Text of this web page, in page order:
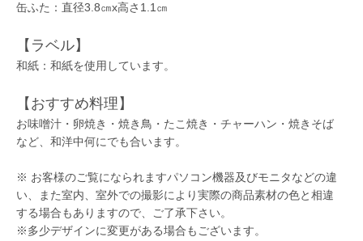
缶ふた：直径3.8㎝x高さ1.1㎝
【ラベル】
和紙：和紙を使用しています。
【おすすめ料理】
お味噌汁・卵焼き・焼き鳥・たこ焼き・チャーハン・焼きそば
など、和洋中何にでも合います。
※ お客様のご覧になられますパソコン機器及びモニタなどの違
い、また室内、室外での撮影により実際の商品素材の色と相違
する場合もありますので、ご了承下さい。
※多少デザインに変更がある場合もございます。